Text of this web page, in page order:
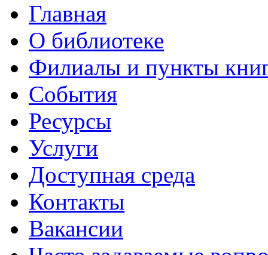
Главная
О библиотеке
Филиалы и пункты
События
Ресурсы
Услуги
Доступная среда
Контакты
Вакансии